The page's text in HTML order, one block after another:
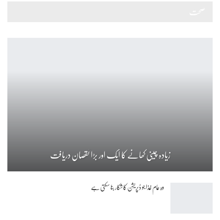
زیادہ چینی کھانے کا ایک اور بڑا نقصان دریافت
وہ عام غذا جو ڈپریشن کا شکار بنا سکتی ہے